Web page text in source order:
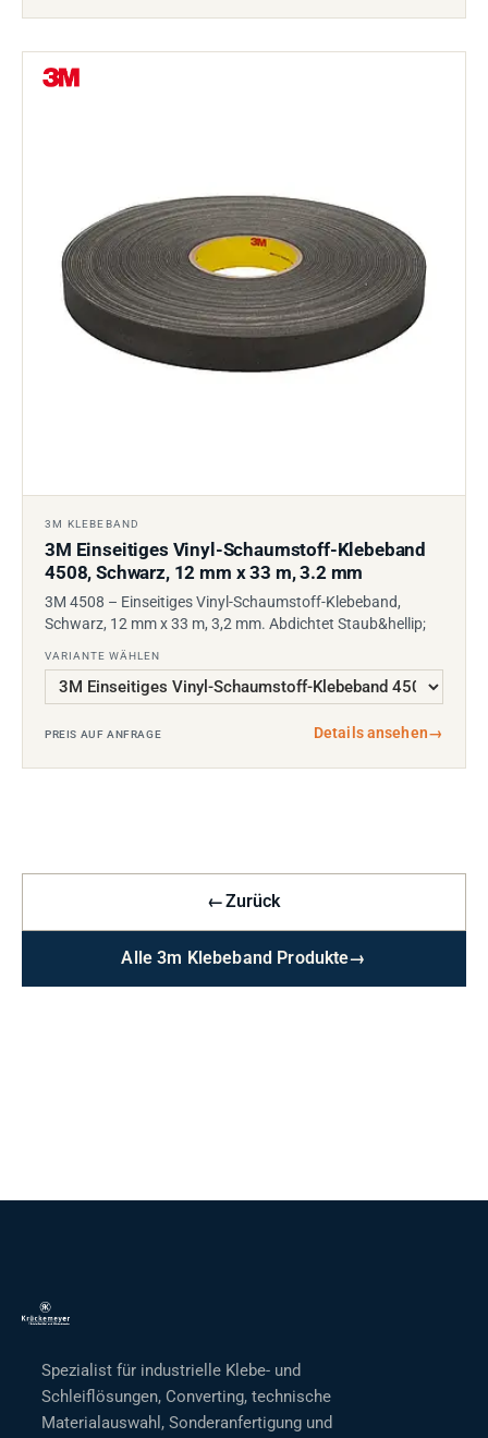
3M KLEBEBAND
3M Einseitiges Vinyl-Schaumstoff-Klebeband
4508, Schwarz, 12 mm x 33 m, 3.2 mm
3M 4508 – Einseitiges Vinyl-Schaumstoff-Klebeband,
Schwarz, 12 mm x 33 m, 3,2 mm. Abdichtet Staub&hellip;
VARIANTE WÄHLEN
PREIS AUF ANFRAGE Details ansehen→
←Zurück
Alle 3m Klebeband Produkte→
Spezialist für industrielle Klebe- und
Schleiflösungen, Converting, technische
Materialauswahl, Sonderanfertigung und